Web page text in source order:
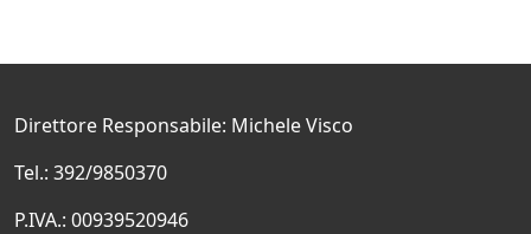
Direttore Responsabile: Michele Visco
Tel.: 392/9850370
P.IVA.: 00939520946